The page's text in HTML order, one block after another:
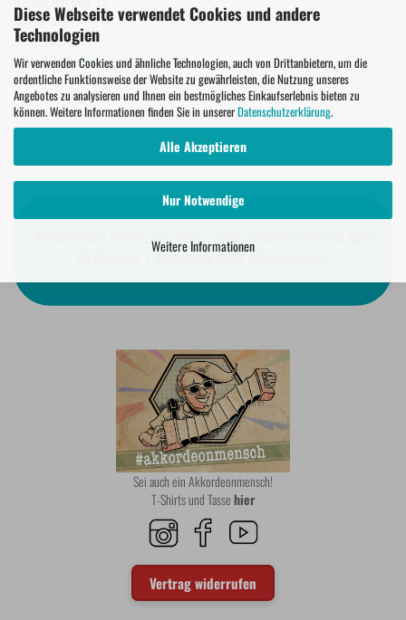
Diese Webseite verwendet Cookies und andere
Technologien
Wir verwenden Cookies und ähnliche Technologien, auch von Drittanbietern, um die
ordentliche Funktionsweise der Website zu gewährleisten, die Nutzung unseres
Angebotes zu analysieren und Ihnen ein bestmögliches Einkaufserlebnis bieten zu
können. Weitere Informationen finden Sie in unsererDatenschutzerklärung.
Alle Akzeptieren
Nur Notwendige
Weitere Informationen
45772 Marl
Deutschland
E-Mail:info@amusiko.de
Akkordeon Noten für Solo, Duo, Kammermusik und
Orchester | Amusiko GbR Musikverlag
Sei auch ein Akkordeonmensch!
T-Shirts und Tassehier
Vertrag widerrufen